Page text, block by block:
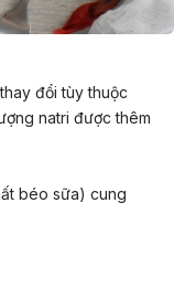
đổi tùy thuộc
natri được thêm
béo sữa) cung